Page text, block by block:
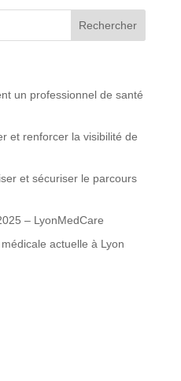
Rechercher
un professionnel de santé
et renforcer la visibilité de
et sécuriser le parcours
– LyonMedCare
actuelle à Lyon